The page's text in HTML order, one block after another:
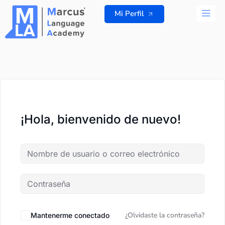
contenido
Mi Perfil
¡Hola, bienvenido de nuevo!
Mantenerme conectado ¿Olvidaste la contraseña?